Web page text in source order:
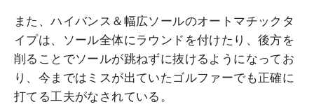
また、ハイバンス＆幅広ソールのオートマチックタ
イプは、ソール全体にラウンドを付けたり、後方を
削ることでソールが跳ねずに抜けるようになってお
り、今まではミスが出ていたゴルファーでも正確に
打てる工夫がなされている。